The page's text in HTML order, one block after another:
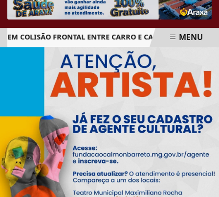
COLISÃO FRONTAL ENTRE CARRO E CAMINHÃO NA BR-262
MENU